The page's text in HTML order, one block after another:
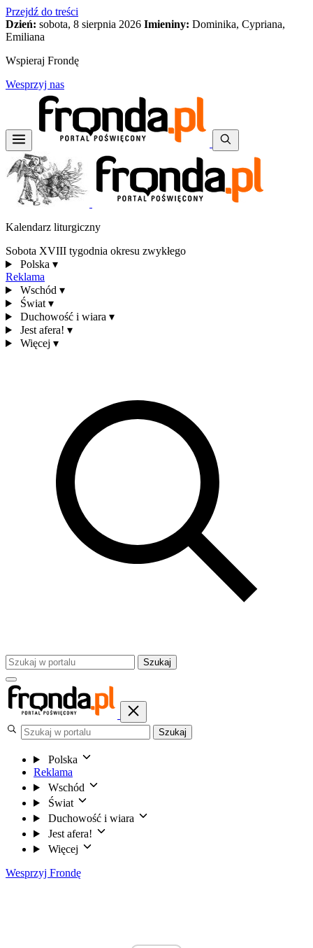
Przejdź do treści
Dzień: sobota, 8 sierpnia 2026 Imieniny: Dominika, Cypriana,
Emiliana
Wspieraj Frondę
Wesprzyj nas
Kalendarz liturgiczny
Sobota XVIII tygodnia okresu zwykłego
Polska ▾
Reklama
Wschód ▾
Świat ▾
Duchowość i wiara ▾
Jest afera! ▾
Więcej ▾
Szukaj
Szukaj
Polska
Reklama
Wschód
Świat
Duchowość i wiara
Jest afera!
Więcej
Wesprzyj Frondę